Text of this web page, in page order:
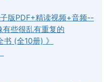
版PDF+精读视频+音频--
些很乱有重复的
(全10册) 》